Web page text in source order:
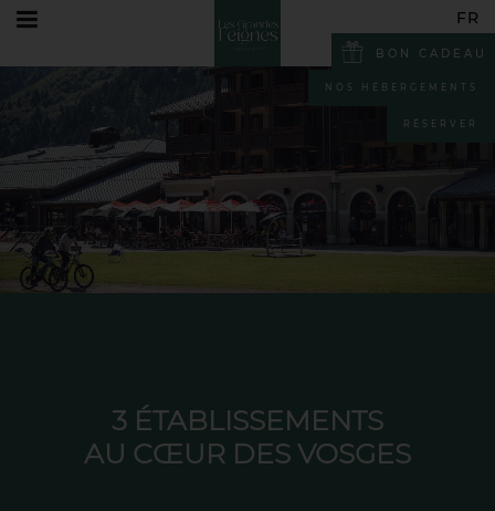
BON CADEAU
NOS HÉBERGEMENTS
RÉSERVER
FR
FR
EN
DE
3 ÉTABLISSEMENTS
AU CŒUR DES VOSGES